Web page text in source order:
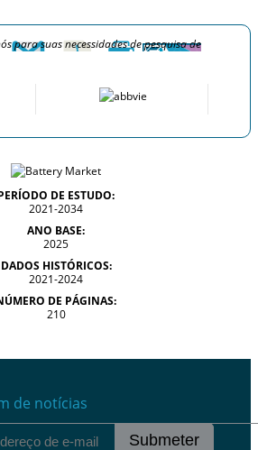
para suas necessidades de pesquisa de
DE ESTUDO:
2021-2034
ANO BASE:
2025
DADOS HISTÓRICOS:
2021-2024
DE PÁGINAS:
210
de notícias
Submeter